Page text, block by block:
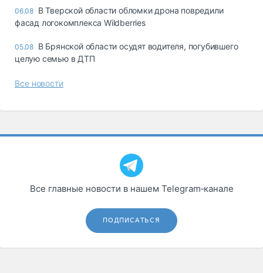
06.08 В Тверской области обломки дрона повредили
фасад логокомплекса Wildberries
05.08 В Брянской области осудят водителя, погубившего
целую семью в ДТП
Все новости
Все главные новости в нашем Telegram‑канале
ПОДПИСАТЬСЯ